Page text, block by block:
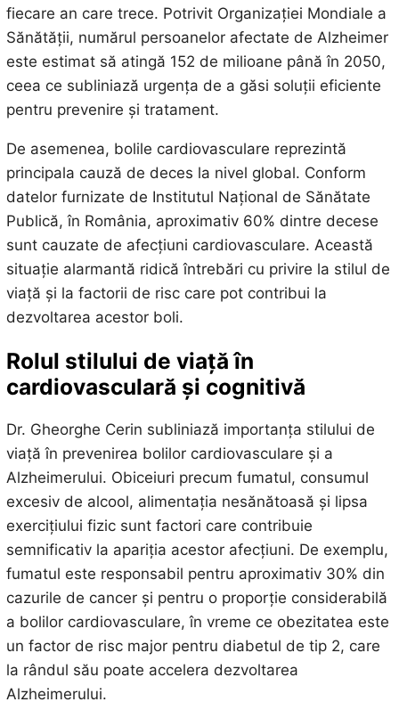
fiecare an care trece. Potrivit Organizației Mondiale a
Sănătății, numărul persoanelor afectate de Alzheimer
este estimat să atingă 152 de milioane până în 2050,
ceea ce subliniază urgența de a găsi soluții eficiente
pentru prevenire și tratament.
De asemenea, bolile cardiovasculare reprezintă
principala cauză de deces la nivel global. Conform
datelor furnizate de Institutul Național de Sănătate
Publică, în România, aproximativ 60% dintre decese
sunt cauzate de afecțiuni cardiovasculare. Această
situație alarmantă ridică întrebări cu privire la stilul de
viață și la factorii de risc care pot contribui la
dezvoltarea acestor boli.
Rolul stilului de viață în
cardiovasculară și cognitivă
Dr. Gheorghe Cerin subliniază importanța stilului de
viață în prevenirea bolilor cardiovasculare și a
Alzheimerului. Obiceiuri precum fumatul, consumul
excesiv de alcool, alimentația nesănătoasă și lipsa
exercițiului fizic sunt factori care contribuie
semnificativ la apariția acestor afecțiuni. De exemplu,
fumatul este responsabil pentru aproximativ 30% din
cazurile de cancer și pentru o proporție considerabilă
a bolilor cardiovasculare, în vreme ce obezitatea este
un factor de risc major pentru diabetul de tip 2, care
la rândul său poate accelera dezvoltarea
Alzheimerului.